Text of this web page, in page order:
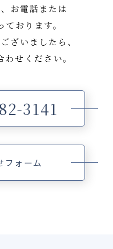
お電話または
おります。
ざいましたら、
せください。
3141
フォーム